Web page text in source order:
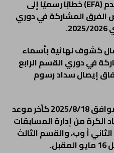
أصدر الاتحاد المصري لكرة القدم (EFA) خطابًا رسميًا إلى
الفرق المشاركة في دوري
كشوف نهائية بأسماء
في دوري القسم الرابع
إيصال سدادرسوم
ويحدد الخطاب يوم الإثنين الموافق 2025/8/18 كآخر موعد
الكرة من إدارة المسابقات
أ وب، والقسم الثالث